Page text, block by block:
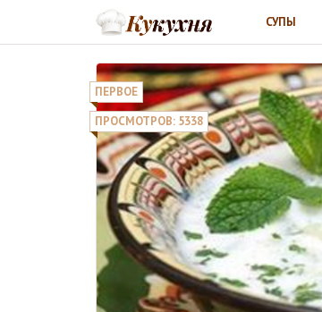
СУПЫ
ПЕРВОЕ
ПРОСМОТРОВ: 5338